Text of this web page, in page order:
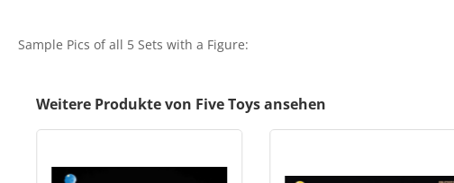
Sample Pics of all 5 Sets with a Figure:
Weitere Produkte von Five Toys ansehen